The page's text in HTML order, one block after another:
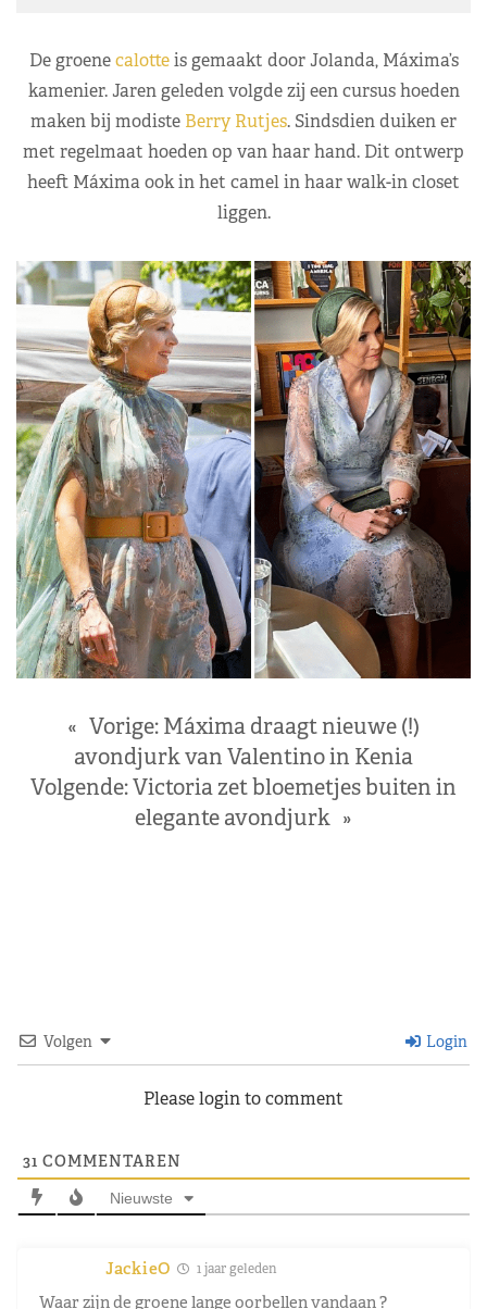
De groenecalotteis gemaakt door Jolanda, Máxima’s
kamenier. Jaren geleden volgde zij een cursus hoeden
maken bij modiste Berry Rutjes. Sindsdien duiken er
met regelmaat hoeden op van haar hand. Dit ontwerp
heeft Máxima ook in het camel in haar walk-in closet
liggen.
« Vorige: Máxima draagt nieuwe (!)
avondjurk van Valentino in Kenia
Volgende:Victoria zet bloemetjes buiten in
elegante avondjurk »
Volgen Login
Please login to comment
31 COMMENTAREN
Nieuwste
JackieO 1 jaar geleden
Waar zijn de groene lange oorbellen vandaan ?